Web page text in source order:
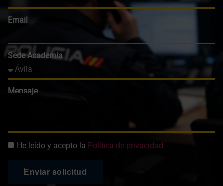
Email
Sede Academia
Mensaje
He leído y acepto la Política de privacidad
Enviar solicitud